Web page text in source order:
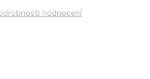
hodnocení